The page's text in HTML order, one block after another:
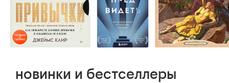
новинки и бестселлеры